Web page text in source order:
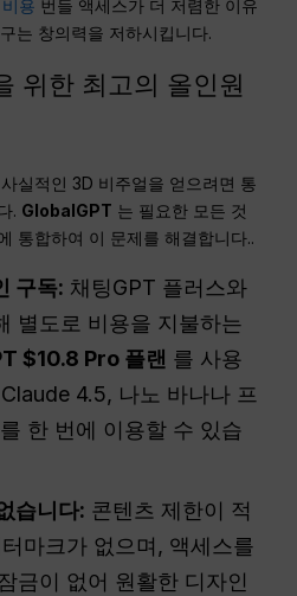
용 번들 액세스가 더 저렴한 이유
는 창의력을 저하시킵니다.
위한 최고의 올인원
실적인 3D 비주얼을 얻으려면 통
. GlobalGPT 는 필요한 모든 것
통합하여 이 문제를 해결합니다..
구독: 채팅GPT 플러스와
별도로 비용을 지불하는
$10.8 Pro 플랜 를 사용
4.5, 나노 바나나 프
한 번에 이용할 수 있습
습니다: 콘텐츠 제한이 적
마크가 없으며, 액세스를
금이 없어 원활한 디자인